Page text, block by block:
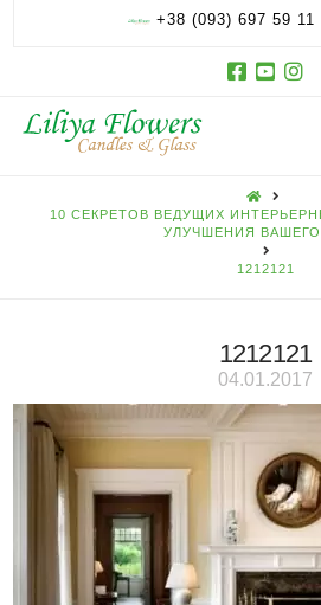
+38 (093) 697 59 11 |
HOME
10 СЕКРЕТОВ ВЕДУЩИХ
УЛУЧШЕНИЯ
1212121
1212121
04.01.2017